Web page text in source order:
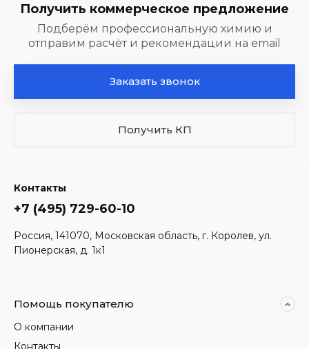
Получить коммерческое предложение
Подберём профессиональную химию и
отправим расчёт и рекомендации на email
Заказать звонок
Получить КП
Контакты
+7 (495) 729-60-10
Россия, 141070, Московская область, г. Королев, ул.
Пионерская, д. 1к1
Помощь покупателю
О компании
Контакты